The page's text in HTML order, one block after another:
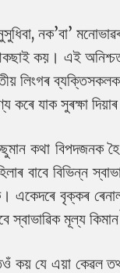
নক’বা’
কয়। এই
লিংগৰ ব্যক্তিসকলক
কৰে যাক সুৰক্ষা
কথা বিপদজনক
বাবে বিভিন্ন
একেদৰে বৃক্কৰ
স্বাভাৱিক মূল্য
কয় যে এয়া কেৱল